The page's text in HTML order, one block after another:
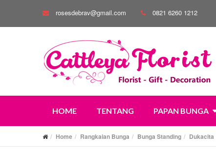
rosesdebrav@gmail.com 0821 6260 1212
HOME TENTANG PAPAN BUNGA
Home Rangkaian Bunga Bunga Standing Dukacita